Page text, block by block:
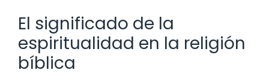
El significado de la
espiritualidad en la religión
bíblica